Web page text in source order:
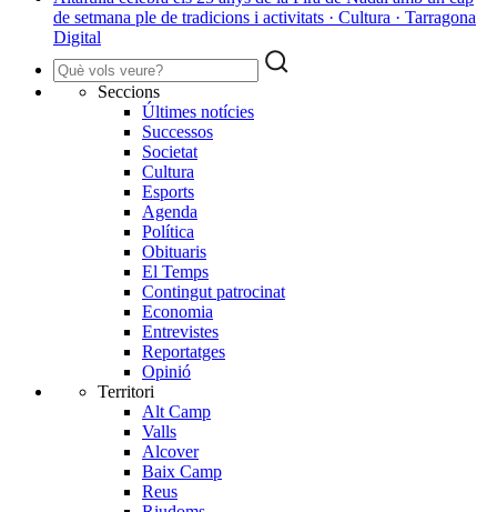
de setmana ple de tradicions i activitats · Cultura · Tarragona
Digital
Seccions
Últimes notícies
Successos
Societat
Cultura
Esports
Agenda
Política
Obituaris
El Temps
Contingut patrocinat
Economia
Entrevistes
Reportatges
Opinió
Territori
Alt Camp
Valls
Alcover
Baix Camp
Reus